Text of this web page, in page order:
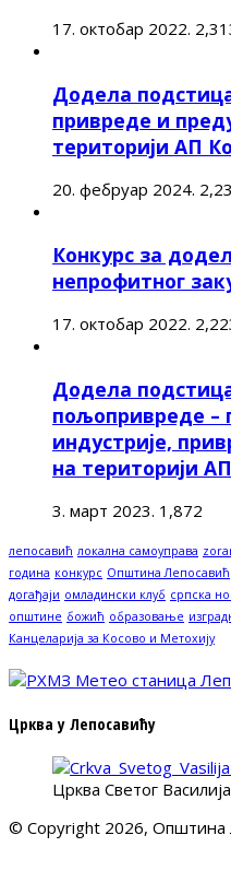
17. октобар 2022.
Додела
привреде и
територији АП
20. фебруар 2024.
Конкурс за
непрофитног
17. октобар 2022.
Додела
пољопривреде –
индустрије,
на територији
3. март 2023. 1,872
лепосавић локална самоуправа
година конкурс Општина Лепосавић
догађаји омладински клуб српска
општине божић образовање
Канцеларија за Косово и Метохију
Црква у Лепосавићу
Црква Светог
© Copyright 2026, Општина